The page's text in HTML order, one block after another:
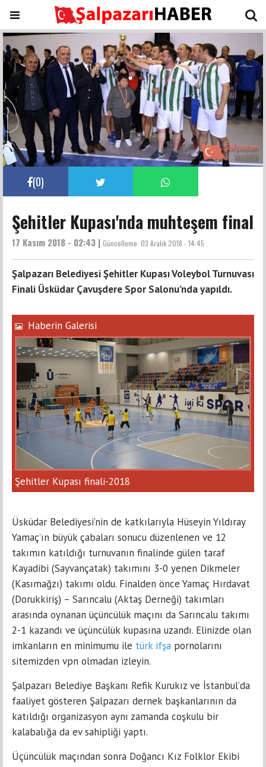
(0)
Şehitler Kupası'nda muhteşem final
17 Kasım 2018 - 02:43 | Güncelleme: 03 Aralık 2018 - 14:45
Şalpazarı Belediyesi Şehitler Kupası Voleybol Turnuvası
Finali Üsküdar Çavuşdere Spor Salonu’nda yapıldı.
Haberin Galerisi
Şehitler Kupası finali-2018
Üsküdar Belediyesi’nin de katkılarıyla Hüseyin Yıldıray
Yamaç’ın büyük çabaları sonucu düzenlenen ve 12
takımın katıldığı turnuvanın finalinde gülen taraf
Kayadibi (Sayvançatak) takımını 3-0 yenen Dikmeler
(Kasımağzı) takımı oldu. Finalden önce Yamaç Hırdavat
(Dorukkiriş) – Sarıncalu (Aktaş Derneği) takımları
arasında oynanan üçüncülük maçını da Sarıncalu takımı
2-1 kazandı ve üçüncülük kupasına uzandı. Elinizde olan
imkanların en minimumu ile türk ifşa pornolarını
sitemizden vpn olmadan izleyin.
Şalpazarı Belediye Başkanı Refik Kurukız ve İstanbul’da
faaliyet gösteren Şalpazarı dernek başkanlarının da
katıldığı organizasyon aynı zamanda coşkulu bir
kalabalığa da ev sahipliği yaptı.
Üçüncülük maçından sonra Doğancı Kız Folklor Ekibi